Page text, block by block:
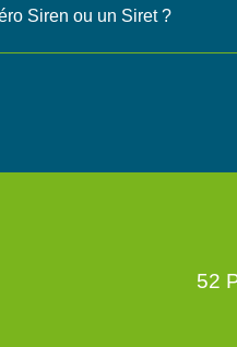
Siren ou un Siret ?
52